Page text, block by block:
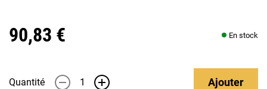
90,83 € En stock
Quantité - + Ajouter